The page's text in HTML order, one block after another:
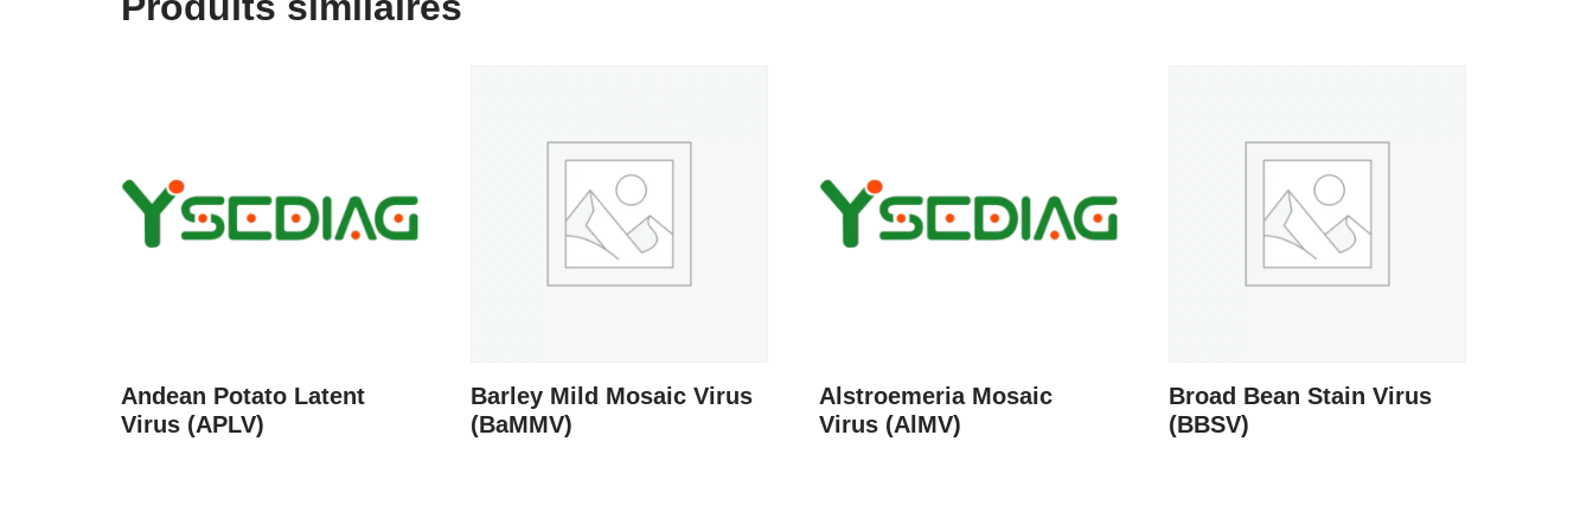
Andean Potato Latent
Virus (APLV)
Barley Mild Mosaic Virus
(BaMMV)
Alstroemeria Mosaic
Virus (AlMV)
Broad Bean Stain Virus
(BBSV)